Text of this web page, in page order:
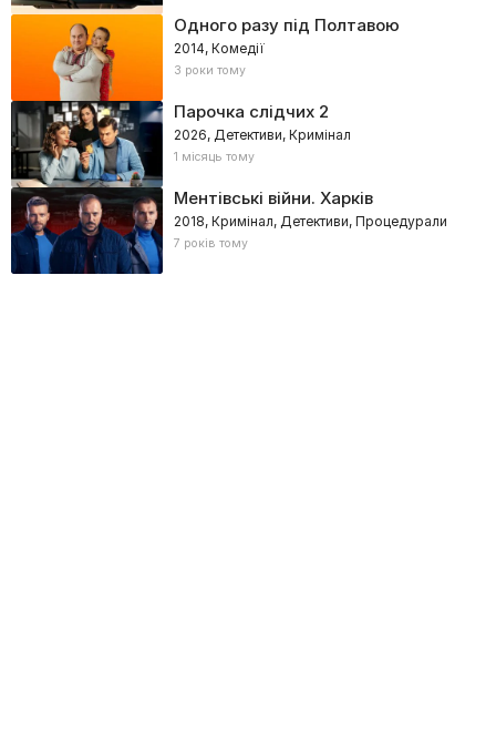
Одного разу під Полтавою
2014, Комедії
3 роки тому
Парочка слідчих 2
2026, Детективи, Кримінал
1 місяць тому
Ментівські війни. Харків
2018, Кримінал, Детективи, Процедурали
7 років тому